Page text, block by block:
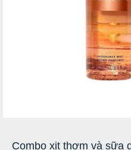
Combo xịt thơm và sữa